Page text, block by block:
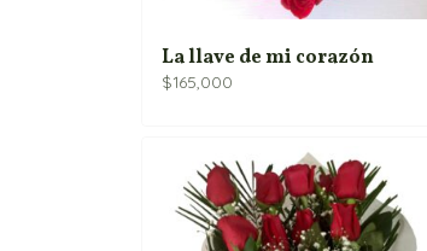
La llave de mi corazón
$165,000